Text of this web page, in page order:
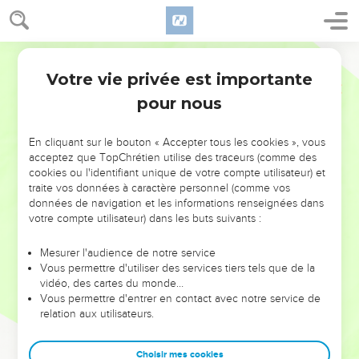
NE MANQUEZ PAS L’ÉVÉNEMENT
DE L’ANNÉE !
ET SI LEURS ERREURS POUVAIENT VOUS ÉVITER LES
VOTRES ?
leur foi ou leur vision. Mais on voit moins les doutes, les erreurs
et les saisons difficiles qu'ils ont traversés, alors même que ce
sont elles qui les ont façonnés.
Dans cette conférence, leaders, entrepreneurs, et responsables
clés pour avancer avec plus de sagesse afin que leurs erreurs
Votre vie privée est importante
pour nous
En cliquant sur le bouton « Accepter tous les cookies », vous
acceptez que TopChrétien utilise des traceurs (comme des
cookies ou l'identifiant unique de votre compte utilisateur) et
traite vos données à caractère personnel (comme vos
données de navigation et les informations renseignées dans
votre compte utilisateur) dans les buts suivants :
Mesurer l'audience de notre service
Vous permettre d'utiliser des services tiers tels que de la
vidéo, des cartes du monde…
Vous permettre d'entrer en contact avec notre service de
relation aux utilisateurs.
Choisir mes cookies